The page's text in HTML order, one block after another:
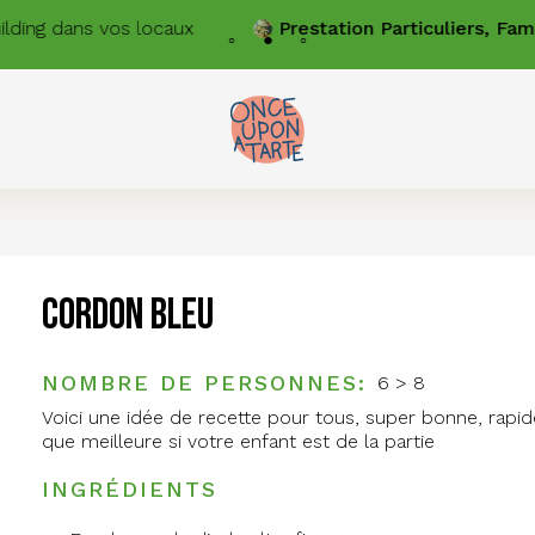
dans vos locaux Prestation Particuliers,
Cordon bleu
NOMBRE DE PERSONNES
6 > 8
Voici une idée de recette pour tous, super bonne,
que meilleure si votre enfant est de la partie
INGRÉDIENTS